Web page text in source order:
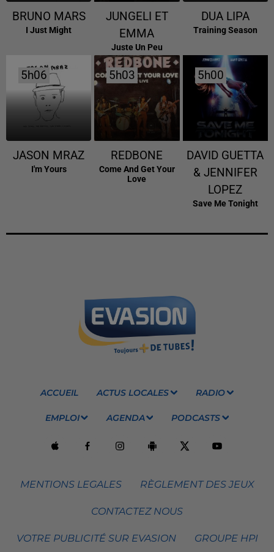
BRUNO MARS
I Just Might
JUNGELI ET
EMMA
Juste Un Peu
DUA LIPA
Training Season
5h06
5h06
JASON MRAZ
I'm Yours
5h03
5h03
REDBONE
Come And Get Your
Love
5h00
5h00
DAVID GUETTA
& JENNIFER
LOPEZ
Save Me Tonight
ACCUEIL ACTUS LOCALES RADIO
EMPLOI AGENDA PODCASTS
MENTIONS LEGALES RÈGLEMENT DES JEUX
CONTACTEZ NOUS
VOTRE PUBLICITÉ SUR EVASION GROUPE HPI